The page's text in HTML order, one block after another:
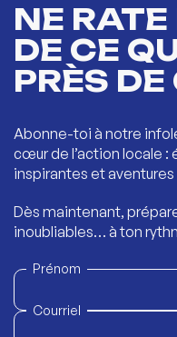
NE RATE
DE CE
PRÈS
Abonne-toi à notre
cœur de l’action locale
inspirantes et
Dès maintenant,
inoubliables… à ton
Prénom
Courriel